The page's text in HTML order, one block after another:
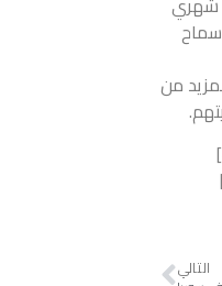
سماح
من
[divider line_type=”Full Width Line” line_thickness=”1″ divider_color=”default” custom_height=”100″]
التالي